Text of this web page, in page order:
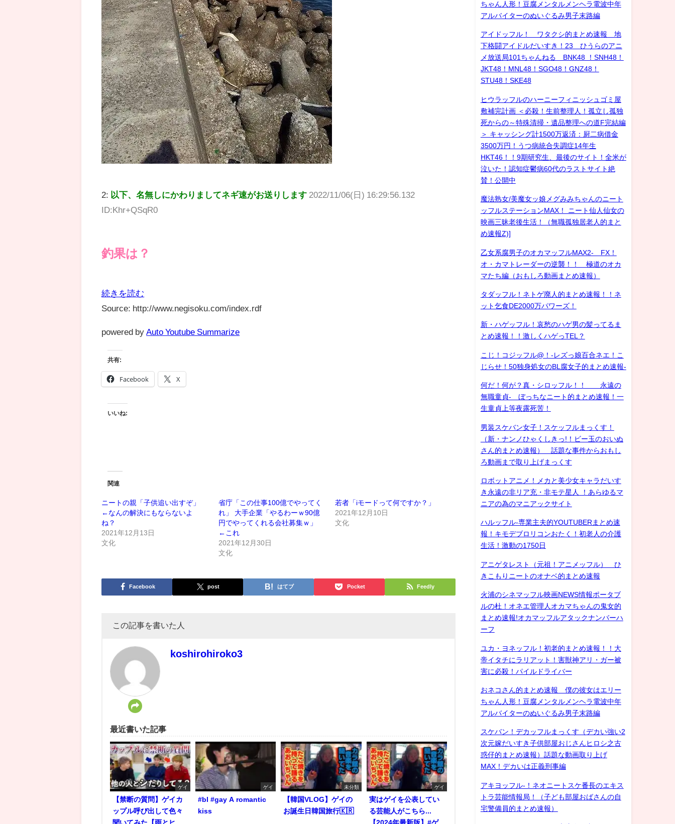
2: 以下、名無しにかわりましてネギ速がお送りします 2022/11/06(日) 16:29:56.132
ID:Khr+QSqR0
釣果は？
続きを読む
Source: http://www.negisoku.com/index.rdf
powered by Auto Youtube Summarize
共有:
Facebook X
いいね:
関連
ニートの親「子供追い出すぞ」
←なんの解決にもならないよ
ね？
2021年12月13日
文化
省庁「この仕事100億でやってく
れ」 大手企業「やるわーｗ90億
円でやってくれる会社募集ｗ」
←これ
2021年12月30日
文化
若者「iモードって何ですか？」
2021年12月10日
文化
Facebook post はてブ Pocket Feedly
この記事を書いた人
koshirohiroko3
最近書いた記事
ゲイ
【禁断の質問】ゲイカ
ップル呼び出して色々
聞いてみた【雨とヒ
ゲイ
#bl #gay A romantic
kiss
未分類
【韓国VLOG】ゲイの
お誕生日韓国旅行🇰🇷
ゲイ
実はゲイを公表してい
る芸能人がこちら...
【2024年最新版】#ゲ
ちゃん人形！豆腐メンタルメンヘラ電波中年
アルバイターのぬいぐるみ男子末路編
アイドッフル！ ワタクシ的まとめ速報 地
下格闘アイドルだいすき！23 ひうらのアニ
メ放送局101ちゃんねる BNK48 ！SNH48！
JKT48！MNL48！SGO48！GNZ48！
STU48！SKE48
ヒウラッフルのハーニーフィニッシュゴミ屋
敷補完計画 ＜必殺！生前整理人！孤立し孤独
死からの～特殊清掃・遺品整理への道F完結編
＞ キャッシング計1500万返済：厨二病借金
3500万円！うつ病統合失調症14年生
HKT46！！9期研究生、最後のサイト！全米が
泣いた！認知症鬱病60代のラストサイト絶
賛！公開中
魔法熟女/美魔女ッ娘メグみみちゃんのニート
ッフルステーションMAX！ ニート仙人仙女の
映画三昧老後生活！（無職孤独居老人的まと
め速報Z)]
乙女系腐男子のオカマッフルMAX2- FX！
オ・カマトレーダーの逆襲！！ 極道のオカ
マたち編（おもしろ動画まとめ速報）
タダッフル！ネトゲ廃人的まとめ速報！！ネ
ット乞食DE2000万パワーズ！
新・ハゲッフル！哀愁のハゲ男の髪ってるま
とめ速報！！激しくハゲっTEL？
こじ！コジッフル@！-レズっ娘百合ネエ！こ
じらせ！50独身処女のBL腐女子的まとめ速報-
何だ！何が？真・シロッフル！！ 永遠の
無職童貞- ぼっちなニート的まとめ速報！一
生童貞上等夜露死苦！
男装スケバン女子！スケッフルまっくす！
（新・ナンノひゃくしきっ!！ビー玉のおいぬ
さん的まとめ速報） 話題な事件からおもし
ろ動画まで取り上げまっくす
ロボットアニメ！メカと美少女キャラだいす
き永遠の非リア充・非モテ星人 ！あらゆるマ
ニアの為のマニアックサイト
ハルッフル-専業主夫的YOUTUBERまとめ速
報！キモデブロリコンおたく！初老人の介護
生活！激動の1750日
アニゲタレスト（元祖！アニメッフル） ひ
きこもりニートのオナベ的まとめ速報
火浦のシネマッフル映画NEWS情報ポータブ
ルの杜！オネエ管理人オカマちゃんの鬼女的
まとめ速報!オカマッフルアタックナンバーハ
ーフ
ユカ・ヨネッフル！初老的まとめ速報！！大
帝イタチにラリアット！害獣神アリ・ガー被
害に必殺！パイルドライバー
おネコさん的まとめ速報 僕の彼女はエリー
ちゃん人形！豆腐メンタルメンヘラ電波中年
アルバイターのぬいぐるみ男子末路編
スケバン！デカッフルまっくす（デカい強い2
次元嫁だいすき子供部屋おじさんヒロシ之古
惑仔的まとめ速報）話題な動画取り上げ
MAX！デカいは正義刑事編
アキヨッフル-！ネオニートスケ番長のエキス
トラ芸能情報局！（子ども部屋おばさんの自
宅警備員的まとめ速報）